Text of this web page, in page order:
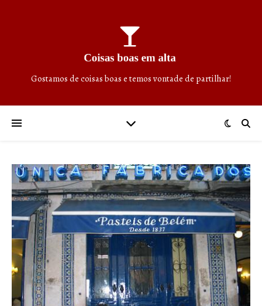
Gostamos de coisas boas e temos vontade de partilhar!